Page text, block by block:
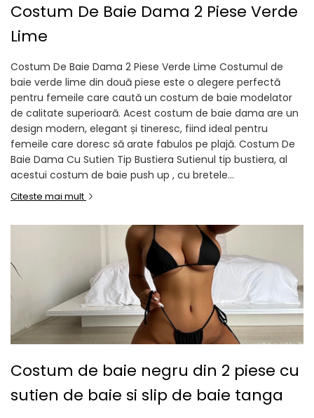
Costum De Baie Dama 2 Piese Verde
Lime
Costum De Baie Dama 2 Piese Verde Lime Costumul de
baie verde lime din două piese este o alegere perfectă
pentru femeile care caută un costum de baie modelator
de calitate superioară. Acest costum de baie dama are un
design modern, elegant și tineresc, fiind ideal pentru
femeile care doresc să arate fabulos pe plajă. Costum De
Baie Dama Cu Sutien Tip Bustiera Sutienul tip bustiera, al
acestui costum de baie push up , cu bretele...
Citeste mai mult
Costum de baie negru din 2 piese cu
sutien de baie si slip de baie tanga